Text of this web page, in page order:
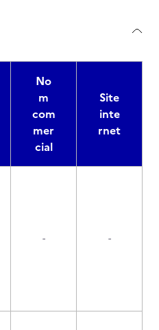
No
m
com
mer
cial
Site
inte
rnet
- -